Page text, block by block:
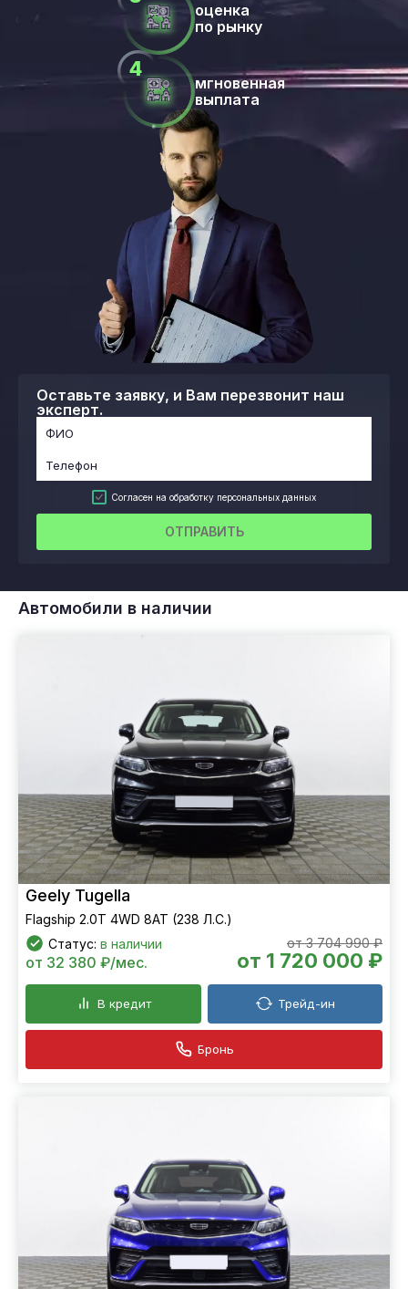
Оставьте заявку, и Вам перезвонит наш
эксперт.
Согласен на обработку персональных данных
ОТПРАВИТЬ
оценка
по рынку
мгновенная
выплата
Автомобили в наличии
Geely Tugella
Flagship 2.0T 4WD 8AT (238 Л.С.)
Статус: в наличии от 3 704 990 ₽
от 1 720 000 ₽
от 32 380 ₽/мес.
В кредит Трейд-ин
Бронь